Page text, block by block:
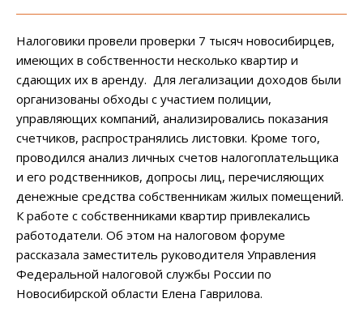
Налоговики провели проверки 7 тысяч новосибирцев,
имеющих в собственности несколько квартир и
сдающих их в аренду. Для легализации доходов были
организованы обходы с участием полиции,
управляющих компаний, анализировались показания
счетчиков, распространялись листовки. Кроме того,
проводился анализ личных счетов налогоплательщика
и его родственников, допросы лиц, перечисляющих
денежные средства собственникам жилых помещений.
К работе с собственниками квартир привлекались
работодатели. Об этом на налоговом форуме
рассказала заместитель руководителя Управления
Федеральной налоговой службы России по
Новосибирской области Елена Гаврилова.